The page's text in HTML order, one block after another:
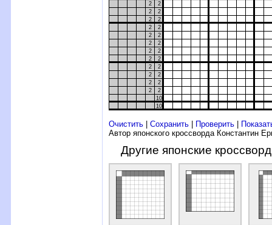
2
2
2
2
2
2
2
2
2
2
2
2
2
2
2
2
2
2
2
2
2
2
2
2
10
10
Очистить Сохранить Проверить
Автор японского кроссворда Константин
Другие японские